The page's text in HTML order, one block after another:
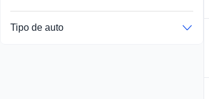
Tipo de auto